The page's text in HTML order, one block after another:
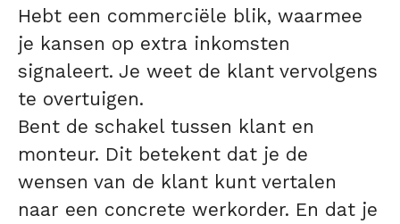
Hebt een commerciële blik, waarmee
je kansen op extra inkomsten
signaleert. Je weet de klant vervolgens
te overtuigen.
Bent de schakel tussen klant en
monteur. Dit betekent dat je de
wensen van de klant kunt vertalen
naar een concrete werkorder. En dat je